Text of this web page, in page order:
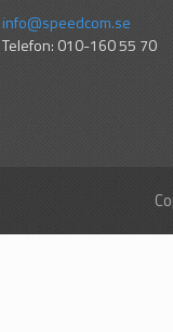
info@speedcom.se
Telefon: 010-160 55 70